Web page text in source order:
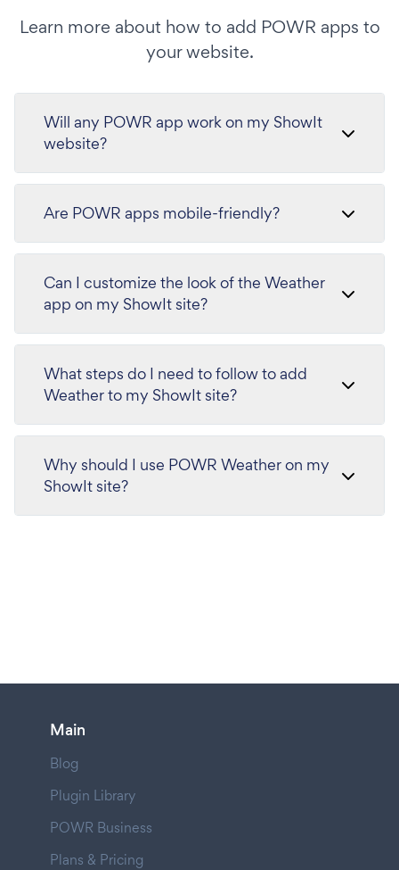
Learn more about how to add POWR apps to
your website.
Will any POWR app work on my ShowIt
website?
Are POWR apps mobile-friendly?
Can I customize the look of the Weather
app on my ShowIt site?
What steps do I need to follow to add
Weather to my ShowIt site?
Why should I use POWR Weather on my
ShowIt site?
Main
Blog
Plugin Library
POWR Business
Plans & Pricing